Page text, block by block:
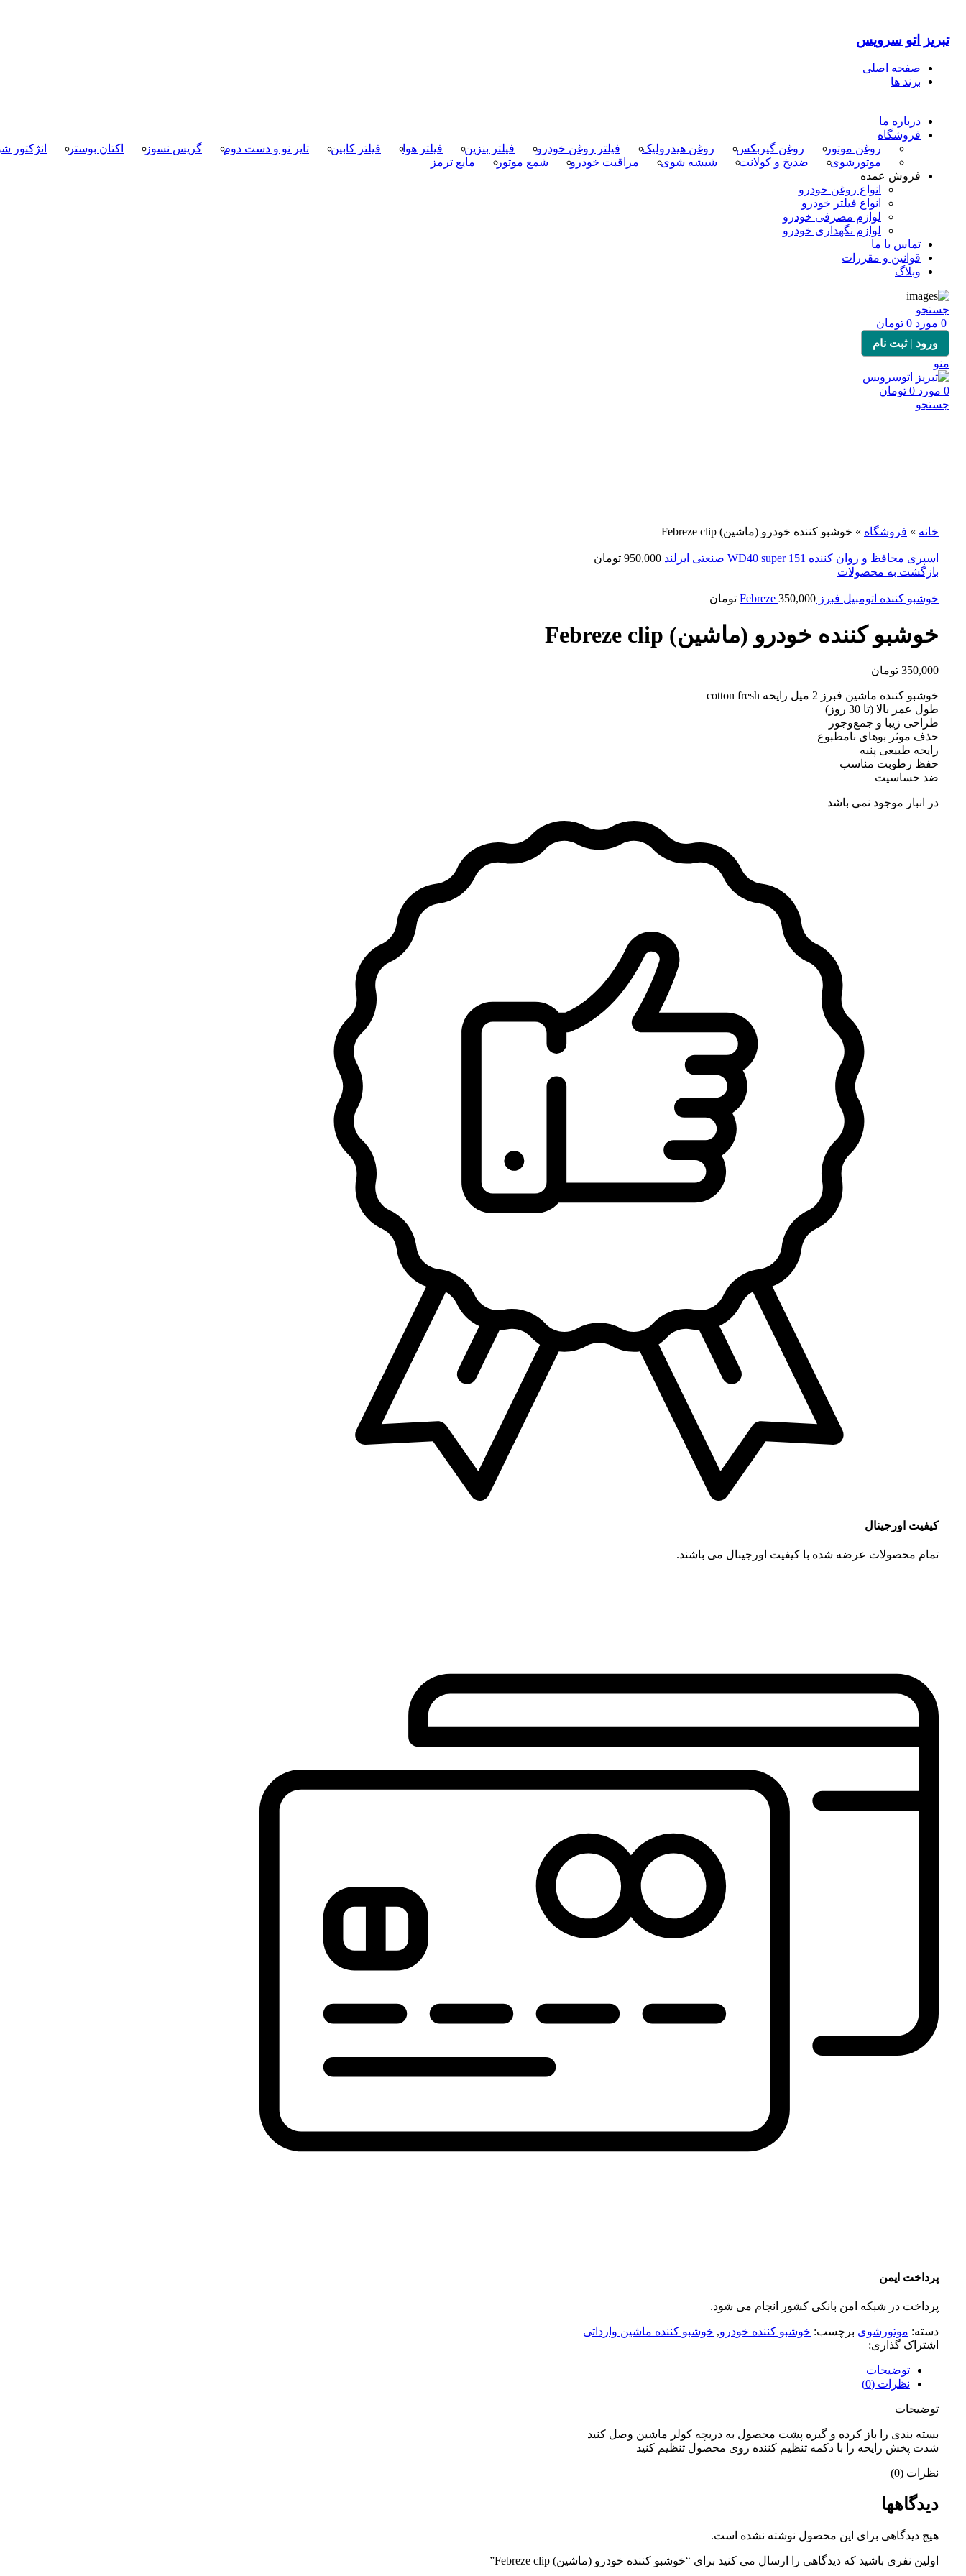
تبریز اتو سرویس
صفحه اصلی
برند ها
درباره ما
فروشگاه
روغن موتور
روغن گیربکس روغن هیدرولیک فیلتر روغن خودرو فیلتر بنزین فیلتر هوا فیلتر کابین تایر نو و دست دوم گریس نسوز اکتان بوستر
انژکتور
موتورشوی
ضدیخ و کولانت شیشه شوی مراقبت خودرو شمع موتور
مایع ترمز
فروش عمده
انواع روغن خودرو
انواع فیلتر خودرو
لوازم مصرفی خودرو
لوازم نگهداری خودرو
تماس با ما
قوانین و مقررات
وبلاگ
جستجو
0 مورد 0 تومان
ورود | ثبت نام
منو
0 مورد 0 تومان
جستجو
خانه » فروشگاه » خوشبو کننده خودرو (ماشین) Febreze clip
اسپری محافظ و روان کننده WD40 super 151 صنعتی ایرلند 950,000 تومان
بازگشت به محصولات
خوشبو کننده اتومبیل فبرز Febreze 350,000 تومان
خوشبو کننده خودرو (ماشین) Febreze clip
350,000 تومان
خوشبو کننده ماشین فبرز 2 میل رایحه cotton fresh
طول عمر بالا (تا 30 روز)
طراحی زیبا و جمع‌وجور
حذف موثر بوهای نامطبوع
رایحه طبیعی پنبه
حفظ رطوبت مناسب
ضد حساسیت
در انبار موجود نمی باشد
کیفیت اورجینال
تمام محصولات عرضه شده با کیفیت اورجینال می باشند.
پرداخت ایمن
پرداخت در شبکه امن بانکی کشور انجام می شود.
دسته: موتورشوی برچسب: خوشبو کننده خودرو, خوشبو کننده ماشین وارداتی
اشتراک گذاری:
توضیحات
نظرات (0)
توضیحات
بسته بندی را باز کرده و گیره پشت محصول به دریچه کولر ماشین وصل کنید
شدت پخش رایحه را با دکمه تنظیم کننده روی محصول تنظیم کنید
نظرات (0)
دیدگاهها
هیچ دیدگاهی برای این محصول نوشته نشده است.
اولین نفری باشید که دیدگاهی را ارسال می کنید برای “خوشبو کننده خودرو (ماشین) Febreze clip”